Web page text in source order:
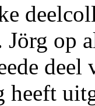
op
heeft